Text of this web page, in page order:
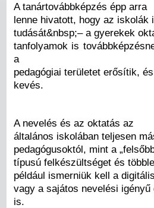
A tanártovábbképzés épp arra
lenne hivatott, hogy az iskolák
tudását&nbsp;– a gyerekek
tanfolyamok is
a
pedagógiai területet erősítik,
kevés.
A nevelés és az oktatás az
általános iskolában teljesen
pedagógusoktól, mint a
típusú felkészültséget és
például ismerniük kell a
vagy a sajátos nevelési
is.